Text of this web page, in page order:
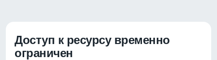
Доступ к ресурсу временно
ограничен